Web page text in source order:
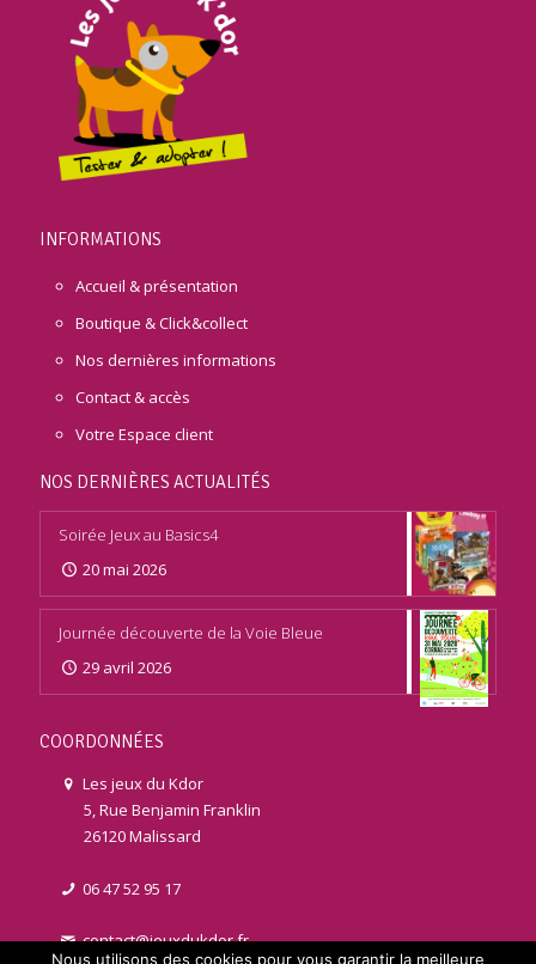
INFORMATIONS
Accueil & présentation
Boutique & Click&collect
Nos dernières informations
Contact & accès
Votre Espace client
NOS DERNIÈRES ACTUALITÉS
Soirée Jeux au Basics4
20 mai 2026
Journée découverte de la Voie Bleue
29 avril 2026
COORDONNÉES
Les jeux du Kdor
5, Rue Benjamin Franklin
26120 Malissard
06 47 52 95 17
contact@jeuxdukdor.fr
Nous utilisons des cookies pour vous garantir la meilleure